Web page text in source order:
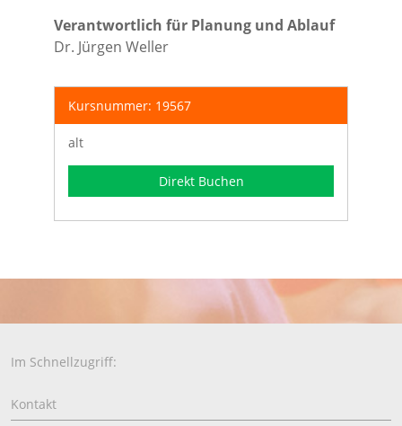
Verantwortlich für Planung und Ablauf
Dr. Jürgen Weller
Kursnummer: 19567
alt
Direkt Buchen
Im Schnellzugriff:
Kontakt